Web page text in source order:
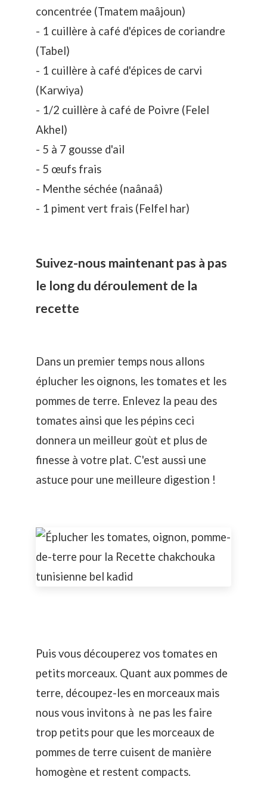
concentrée (Tmatem maâjoun)
- 1 cuillère à café d'épices de coriandre
(Tabel)
- 1 cuillère à café d'épices de carvi
(Karwiya)
- 1/2 cuillère à café de Poivre (Felel
Akhel)
- 5 à 7 gousse d'ail
- 5 œufs frais
- Menthe séchée (naânaâ)
- 1 piment vert frais (Felfel har)
Suivez-nous maintenant pas à pas
le long du déroulement de la
recette
Dans un premier temps nous allons
éplucher les oignons, les tomates et les
pommes de terre. Enlevez la peau des
tomates ainsi que les pépins ceci
donnera un meilleur goùt et plus de
finesse à votre plat. C'est aussi une
astuce pour une meilleure digestion !
Puis vous découperez vos tomates en
petits morceaux. Quant aux pommes de
terre, découpez-les en morceaux mais
nous vous invitons à ne pas les faire
trop petits pour que les morceaux de
pommes de terre cuisent de manière
homogène et restent compacts.